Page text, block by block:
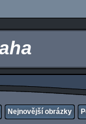
Nejnovější obrázky